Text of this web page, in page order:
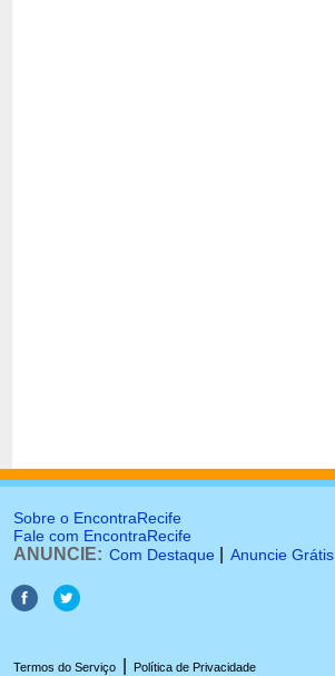
Sobre o EncontraRecife
Fale com EncontraRecife
ANUNCIE: Com Destaque Anuncie Grátis
Termos do Serviço Política de Privacidade